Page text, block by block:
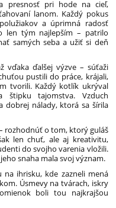
presnosť pri hode na cieľ,
lanom. Každý pokus
a úprimná radosť
len tým najlepším – patrilo
samých seba a užiť si deň
vďaka ďalšej výzve – súťaži
pustili do práce, krájali,
tvorili. Každý kotlík ukrýval
štipku tajomstva. Vzduch
dobrej nálady, ktorá sa šírila
rozhodnúť o tom, ktorý guláš
len chuť, ale aj kreativitu,
do svojho varenia vložili.
snaha mala svoj význam.
ihrisku, kde zazneli mená
Úsmevy na tvárach, iskry
boli tou najkrajšou